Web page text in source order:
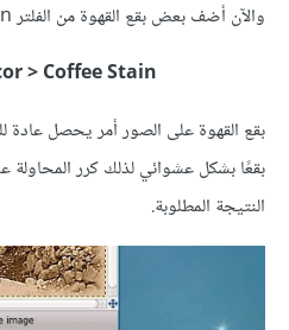
والآن أضف بعض بقع القهوة من الفلتر Coffee Stain من القائمة:
> Coffee Stain
بقع القهوة على الصور أمر يحصل عادة
بقعًا بشكل عشوائي لذلك كرر
النتيجة المطلوبة.